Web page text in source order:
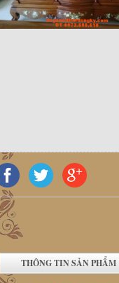
THÔNG TIN SẢN PHẨM